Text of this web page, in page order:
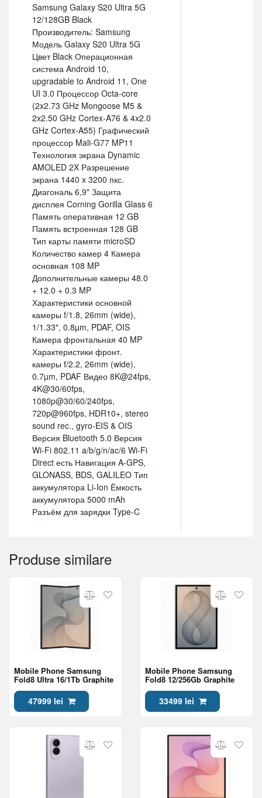
Samsung Galaxy S20 Ultra 5G
12/128GB Black
Производитель: Samsung
Модель Galaxy S20 Ultra 5G
Цвет Black Операционная
система Android 10,
upgradable to Android 11, One
UI 3.0 Процессор Octa-core
(2x2.73 GHz Mongoose M5 &
2x2.50 GHz Cortex-A76 & 4x2.0
GHz Cortex-A55) Графический
процессор Mali-G77 MP11
Технология экрана Dynamic
AMOLED 2X Разрешение
экрана 1440 x 3200 пкс.
Диагональ 6,9" Защита
дисплея Corning Gorilla Glass 6
Память оперативная 12 GB
Память встроенная 128 GB
Тип карты памяти microSD
Количество камер 4 Камера
основная 108 MP
Дополнительные камеры 48.0
+ 12.0 + 0.3 MP
Характеристики основной
камеры f/1.8, 26mm (wide),
1/1.33", 0.8µm, PDAF, OIS
Камера фронтальная 40 MP
Характеристики фронт.
камеры f/2.2, 26mm (wide),
0.7µm, PDAF Видео 8K@24fps,
4K@30/60fps,
1080p@30/60/240fps,
720p@960fps, HDR10+, stereo
sound rec., gyro-EIS & OIS
Версия Bluetooth 5.0 Версия
Wi-Fi 802.11 a/b/g/n/ac/6 Wi-Fi
Direct есть Навигация A-GPS,
GLONASS, BDS, GALILEO Тип
аккумулятора Li-Ion Ёмкость
аккумулятора 5000 mAh
Разъём для зарядки Type-C
Produse similare
Mobile Phone Samsung
Fold8 Ultra 16/1Tb Graphite
47999 lei
Mobile Phone Samsung
Fold8 12/256Gb Graphite
33499 lei